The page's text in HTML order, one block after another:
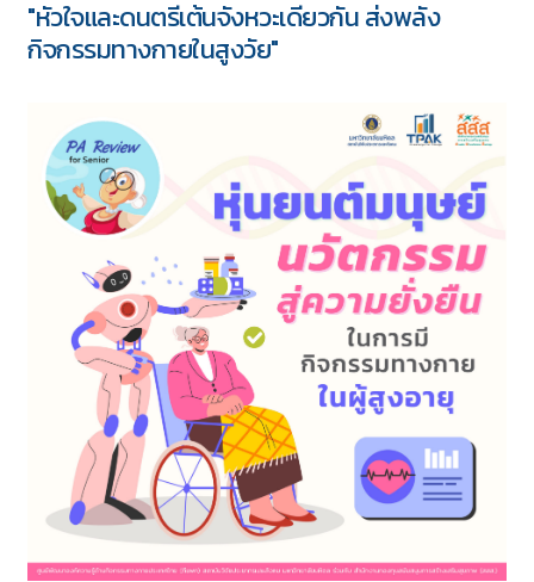
"หัวใจและดนตรีเต้นจังหวะเดียวกัน ส่งพลัง
กิจกรรมทางกายในสูงวัย"